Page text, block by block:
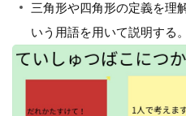
三角形や四角形の定義を理
いう用語を用いて説明する。